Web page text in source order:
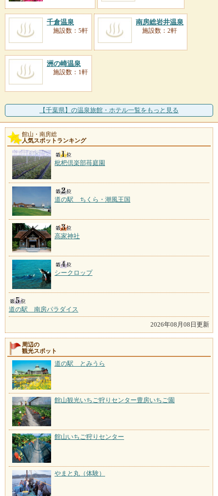
千倉温泉
施設数：5軒
南房総岩井温泉
施設数：2軒
洲の崎温泉
施設数：1軒
【千葉県】の温泉旅館・ホテル一覧をもっと見る
館山・南房総
人気スポットランキング
枇杷倶楽部苺庭園
道の駅 ちくら・潮風王国
高家神社
シークロップ
道の駅 南房パラダイス
2026年08月08日更新
周辺の
観光スポット
道の駅 とみうら
館山観光いちご狩りセンター豊房いちご園
館山いちご狩りセンター
やまと丸（体験）